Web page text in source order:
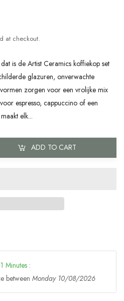
at checkout.
is de Artist Ceramics koffiekop set
glazuren, onverwachte
zorgen voor een vrolijke mix
espresso, cappuccino of een
elk...
ADD TO CART
Minutes :
between Monday 10/08/2026